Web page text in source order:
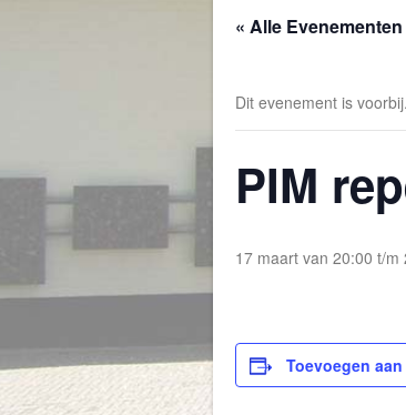
« Alle Evenementen
Dit evenement is voorbij.
PIM
17 maart van 20:00 t/m
Toevoegen